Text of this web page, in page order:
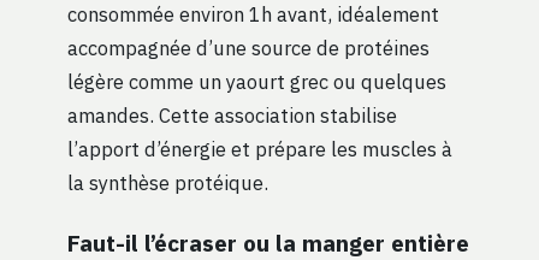
consommée environ 1h avant, idéalement
accompagnée d’une source de protéines
légère comme un yaourt grec ou quelques
amandes. Cette association stabilise
l’apport d’énergie et prépare les muscles à
la synthèse protéique.
Faut-il l’écraser ou la manger entière